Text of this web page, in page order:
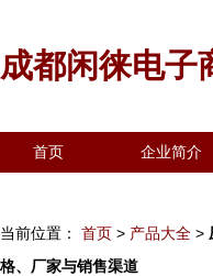
成都闲徕电子
首页 企业简介
当前位置： 首页 > 产品大全 >
格、厂家与销售渠道